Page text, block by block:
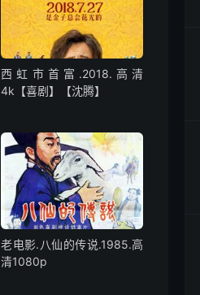
西虹市首富.2018.高清
4k【喜剧】【沈腾】
老电影.八仙的传说.1985.高
清1080p